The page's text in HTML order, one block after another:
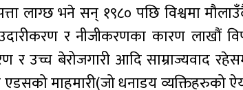
लाग्छ भने सन् १९८० पछि विश्वमा
र नीजीकरणका कारण लाखौं
उच्च बेरोजगारी आदि साम्राज्यवाद
माहमारी(जो धनाडय व्यक्तिहरुको